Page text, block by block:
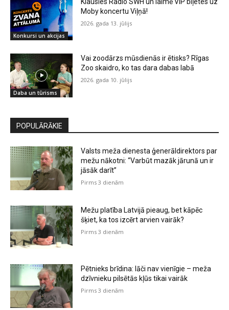
Konkursi un akcijas
Moby koncertu Viļņā!
2026. gada 13. jūlijs
Daba un tūrisms
Vai zoodārzs mūsdienās ir ētisks? Rīgas
Zoo skaidro, ko tas dara dabas labā
2026. gada 10. jūlijs
POPULĀRĀKIE
Valsts meža dienesta ģenerāldirektors par
mežu nākotni: “Varbūt mazāk jārunā un ir
jāsāk darīt”
Pirms 3 dienām
Mežu platība Latvijā pieaug, bet kāpēc
šķiet, ka tos izcērt arvien vairāk?
Pirms 3 dienām
Pētnieks brīdina: lāči nav vienīgie – meža
dzīvnieku pilsētās kļūs tikai vairāk
Pirms 3 dienām